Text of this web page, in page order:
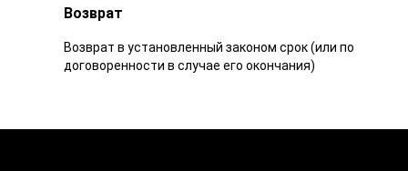
Возврат
Возврат в установленный законом срок (или по
договоренности в случае его окончания)